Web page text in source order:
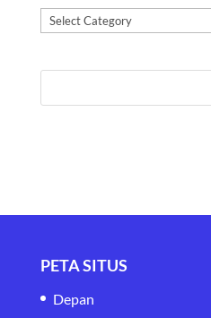
Kategori
PETA SITUS
Depan